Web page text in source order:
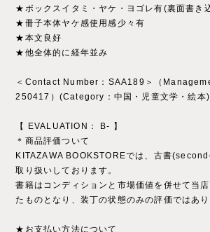
★ボックスイタミ・ヤケ・ヨゴレ有(裏面書き
★冊子本体ヤケ感使用感少々有
★本文良好
★他全体的に経年並み
＜Contact Number：SAA189＞（
250417）(Category：中国・児童文学・絵本)
【 EVALUATION： B- 】
＊商品評価ついて
KITAZAWA BOOKSTOREでは、古書
取り扱いしております。
書籍はコンディションと市場価値を併せて当
たものとなり、装丁の状態のみの評価ではあり
★お支払い方法について